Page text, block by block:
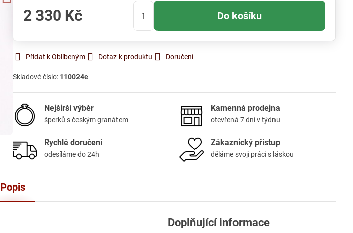
2 330 Kč Do košíku
Přidat k Oblíbeným Dotaz k produktu Doručení
Skladové číslo: 110024e
Nejširší výběr
šperků s českým granátem
Kamenná prodejna
otevřená 7 dní v týdnu
Rychlé doručení
odesíláme do 24h
Zákaznický přístup
děláme svoji práci s láskou
Popis
Doplňující informace